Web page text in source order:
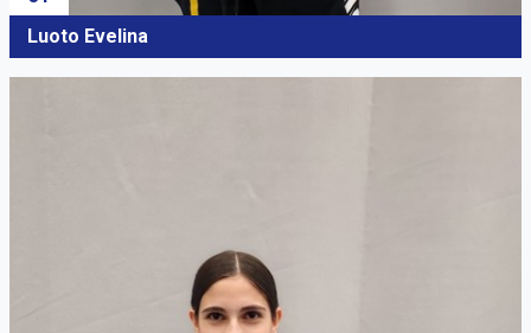
Luoto Evelina